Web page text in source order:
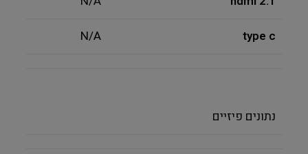
type c
N/A
נתונים פיזיים